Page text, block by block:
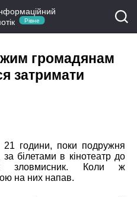
Рівне
громадянам
затримати
21 години, поки подружня
білетами в кінотеатр до
зловмисник. Коли ж
на них напав.